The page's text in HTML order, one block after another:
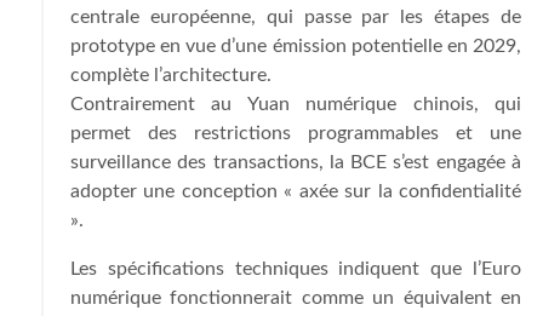
centrale européenne, qui passe par les étapes de
prototype en vue d’une émission potentielle en 2029,
complète l’architecture.
Contrairement au Yuan numérique chinois, qui
permet des restrictions programmables et une
surveillance des transactions, la BCE s’est engagée à
adopter une conception « axée sur la confidentialité
».
Les spécifications techniques indiquent que l’Euro
numérique fonctionnerait comme un équivalent en